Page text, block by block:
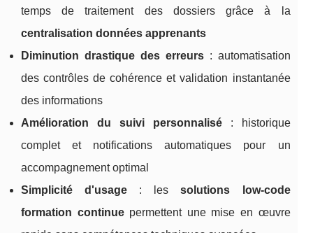
temps de traitement des dossiers grâce à la
centralisation données apprenants
Diminution drastique des erreurs: automatisation
des contrôles de cohérence et validation instantanée
des informations
Amélioration du suivi personnalisé: historique
complet et notifications automatiques pour un
accompagnement optimal
Simplicité d'usage : lessolutions low-code
formation continuepermettent une mise en œuvre